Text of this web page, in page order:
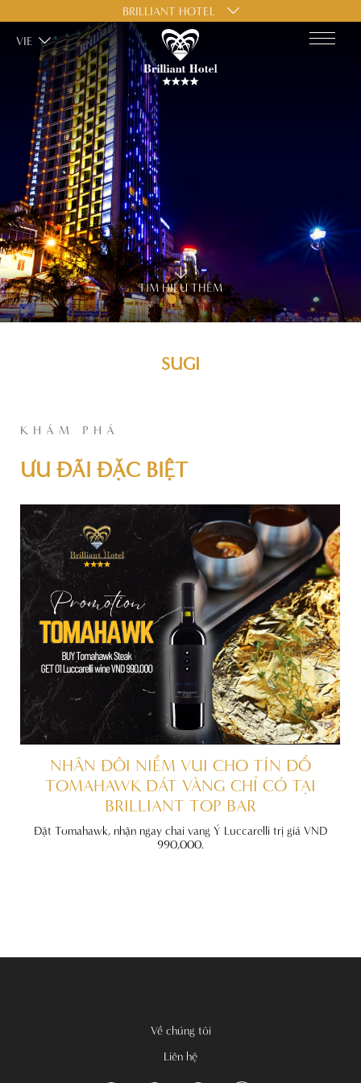
TÌM HIỂU THÊM
VIE
BRILLIANT HOTEL
SUGI
KHÁM PHÁ
ƯU ĐÃI ĐẶC BIỆT
NHÂN ĐÔI NIỀM VUI CHO TÍN ĐỒ
TOMAHAWK DÁT VÀNG CHỈ CÓ TẠI
BRILLIANT TOP BAR
Đặt Tomahawk, nhận ngay chai vang Ý Luccarelli trị giá VND
990,000.
Về chúng tôi
Liên hệ